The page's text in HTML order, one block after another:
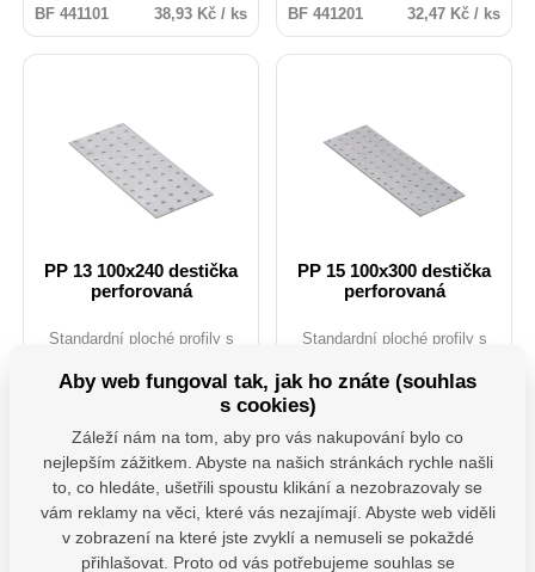
BF 441101 38,93 Kč / ks BF 441201 32,47 Kč / ks
PP 13 100x240 destička
perforovaná
Standardní ploché profily s
množství vyvrtaných otvorů
lze pomocí těchto L profilů
provést mnoho jednoduchých i
složitých spojů. Často se
používají k montáži střešních
vazníků. Materiál: DX51D +
Z275 Tloušťka: 20mm
Uchycení: ANCHOR tesařské
hřebíky průměr 4.
Na dotaz
38,93 Kč
bez DPH
Detail produktu
PP 15 100x300 destička
perforovaná
Standardní ploché profily s
množství vyvrtaných otvorů
lze pomocí těchto L profilů
provést mnoho jednoduchých i
složitých spojů. Často se
používají k montáži střešních
vazníků. Materiál: DX51D +
Z275 Tloušťka: 20mm
Uchycení: ANCHOR tesařské
hřebíky průměr 4.
48,16 Kč
bez DPH
ks
Do košíku
Aby web fungoval tak, jak ho znáte (souhlas
s cookies)
Záleží nám na tom, aby pro vás nakupování bylo co
nejlepším zážitkem. Abyste na našich stránkách rychle našli
to, co hledáte, ušetřili spoustu klikání a nezobrazovaly se
vám reklamy na věci, které vás nezajímají. Abyste web viděli
v zobrazení na které jste zvyklí a nemuseli se pokaždé
přihlašovat. Proto od vás potřebujeme souhlas se